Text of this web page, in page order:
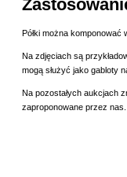
Półki można
Na zdjęciach są
mogą służyć jako gabloty
Na pozostałych aukcjach
zaproponowane przez nas.